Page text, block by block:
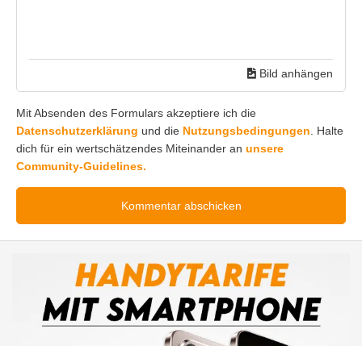
Bild anhängen
Mit Absenden des Formulars akzeptiere ich die
Datenschutzerklärung und die Nutzungsbedingungen. Halte
dich für ein wertschätzendes Miteinander an unsere
Community-Guidelines.